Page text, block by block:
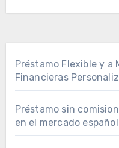
Préstamo Flexible y a
Financieras
Préstamo sin
en el mercado español